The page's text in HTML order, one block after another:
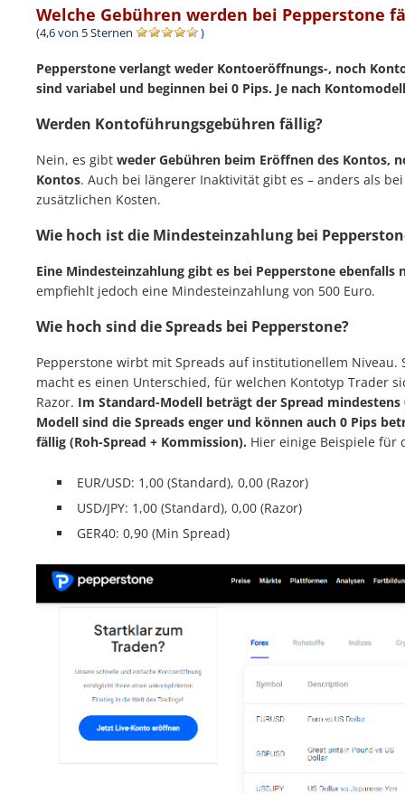
Welche Gebühren werden bei Pepperstone
(4,6 von 5 Sternen )
Pepperstone verlangt weder Kontoeröffnungs-, noch
sind variabel und beginnen bei 0 Pips. Je nach
Werden Kontoführungsgebühren fällig?
Nein, es gibt weder Gebühren beim Eröffnen des Kontos,
Kontos. Auch bei längerer Inaktivität gibt es – anders als
zusätzlichen Kosten.
Wie hoch ist die Mindesteinzahlung bei
Eine Mindesteinzahlung gibt es bei Pepperstone ebenfalls
empfiehlt jedoch eine Mindesteinzahlung von 500 Euro.
Wie hoch sind die Spreads bei Pepperstone?
Pepperstone wirbt mit Spreads auf institutionellem Niveau.
macht es einen Unterschied, für welchen Kontotyp Trader
Razor. Im Standard-Modell beträgt der Spread mindestens
Modell sind die Spreads enger und können auch 0 Pips
fällig (Roh-Spread + Kommission). Hier einige Beispiele für
EUR/USD: 1,00 (Standard), 0,00 (Razor)
USD/JPY: 1,00 (Standard), 0,00 (Razor)
GER40: 0,90 (Min Spread)